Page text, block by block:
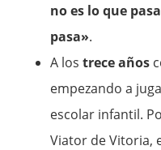
no es lo que
pasa».
A los trece años
empezando a
escolar infantil.
Viator de Vitoria,